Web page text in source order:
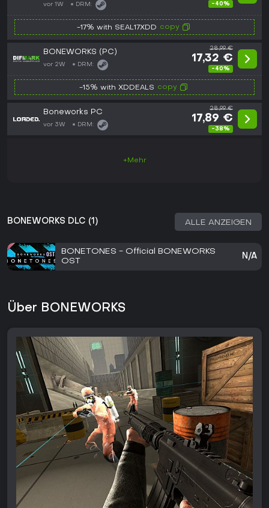
vor 1W DRM: -40%
-17% with SEAL17XDD copy
BONEWORKS (PC)
vor 2W DRM:
28,99 €
17,32 €
-40%
-15% with XDDEALS copy
Boneworks PC
vor 3W DRM:
28,99 €
17,89 €
-38%
+Mehr
BONEWORKS DLC (1) ALLE ANZEIGEN
BONETONES - Official BONEWORKS
OST
N/A
Über BONEWORKS